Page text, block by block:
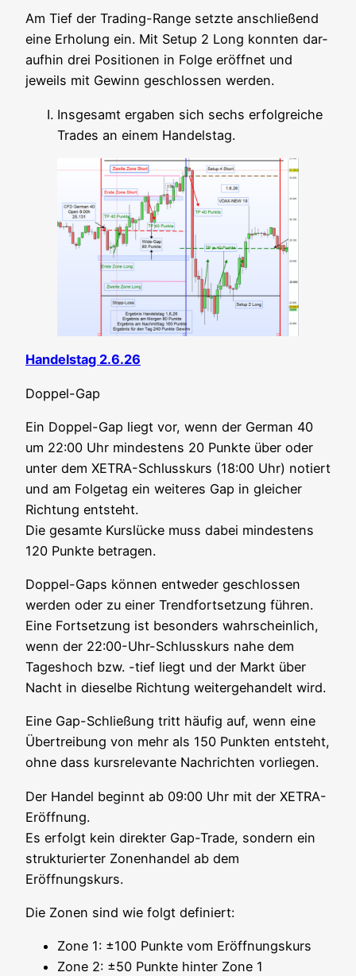
Am Tief der Tra­ding-Ran­ge setz­te anschlie­ßend
eine Erho­lung ein. Mit Set­up 2 Long konn­ten dar­
auf­hin drei Posi­tio­nen in Fol­ge eröff­net und
jeweils mit Gewinn geschlos­sen werden.
Ins­ge­samt erga­ben sich sechs erfolg­rei­che
Trades an einem Handelstag.
Han­dels­tag 2.6.26
Dop­pel-Gap
Ein Dop­pel-Gap liegt vor, wenn der Ger­man 40
um 22:00 Uhr min­des­tens 20 Punk­te über oder
unter dem XETRA-Schluss­kurs (18:00 Uhr) notiert
und am Fol­ge­tag ein wei­te­res Gap in glei­cher
Rich­tung ent­steht.
Die gesam­te Kurs­lü­cke muss dabei min­des­tens
120 Punk­te betragen.
Dop­pel-Gaps kön­nen ent­we­der geschlos­sen
wer­den oder zu einer Trend­fort­set­zung füh­ren.
Eine Fort­set­zung ist beson­ders wahr­schein­lich,
wenn der 22:00-Uhr-Schlusskurs nahe dem
Tages­hoch bzw. -tief liegt und der Markt über
Nacht in die­sel­be Rich­tung wei­ter­ge­han­delt wird.
Eine Gap-Schlie­ßung tritt häu­fig auf, wenn eine
Über­trei­bung von mehr als 150 Punk­ten ent­steht,
ohne dass kurs­re­le­van­te Nach­rich­ten vorliegen.
Der Han­del beginnt ab 09:00 Uhr mit der XETRA-
Eröff­nung.
Es erfolgt kein direk­ter Gap-Trade, son­dern ein
struk­tu­rier­ter Zonen­han­del ab dem
Eröffnungskurs.
Die Zonen sind wie folgt definiert:
Zone 1: ±100 Punk­te vom Eröffnungskurs
Zone 2: ±50 Punk­te hin­ter Zone 1